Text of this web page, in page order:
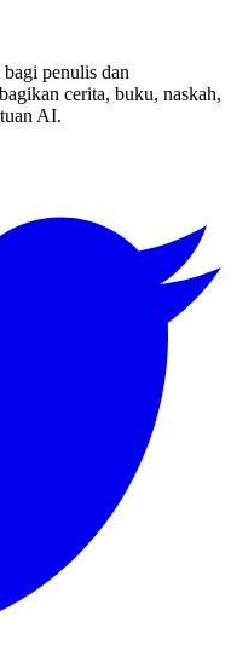
penulis dan
cerita, buku, naskah,
AI.